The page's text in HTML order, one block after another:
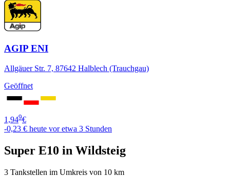
AGIP ENI
Allgäuer Str. 7, 87642 Halblech (Trauchgau)
Geöffnet
1,949€
-0,23 € heute vor etwa 3 Stunden
Super E10 in Wildsteig
3 Tankstellen im Umkreis von 10 km